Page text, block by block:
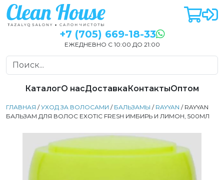
+7 (705) 669-18-33
ЕЖЕДНЕВНО С 10:00 ДО 21:00
КаталогО насДоставкаКонтактыОптом
ГЛАВНАЯ /УХОД ЗА ВОЛОСАМИ / БАЛЬЗАМЫ / RAYYAN / RAYYAN
БАЛЬЗАМ ДЛЯ ВОЛОС EXOTIC FRESH ИМБИРЬ И ЛИМОН, 500МЛ